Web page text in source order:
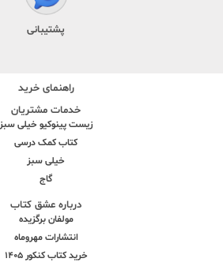
پشتیبانی
راهنمای خرید
خدمات مشتریان
زیست پینوکیو خیلی سبز
کتاب کمک درسی
خیلی سبز
گاج
درباره عشق کتاب
مولفان برگزیده
انتشارات مهروماه
خرید کتاب کنکور 1405